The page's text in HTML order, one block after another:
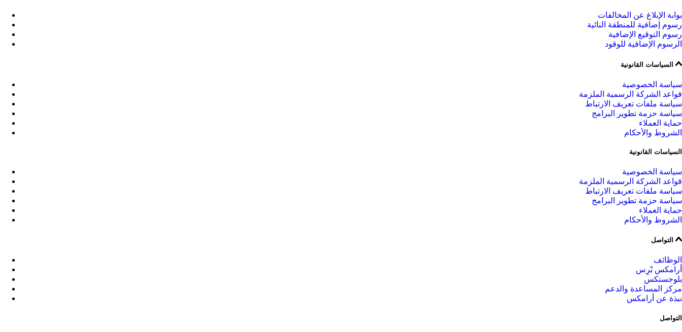
بوابة الإبلاغ عن المخالفات
رسوم إضافية للمنطقة النائية
رسوم التوقيع الإضافية
الرسوم الإضافية للوقود
السياسات القانونية
سياسة الخصوصية
قواعد الشركة الرسمية الملزمة
سياسة ملفات تعريف الارتباط
سياسة حزمة تطوير البرامج
حماية العملاء
الشروط والأحكام
السياسات القانونية
سياسة الخصوصية
قواعد الشركة الرسمية الملزمة
سياسة ملفات تعريف الارتباط
سياسة حزمة تطوير البرامج
حماية العملاء
الشروط والأحكام
التواصل
الوظائف
أرامكس بْرِس
بلوجستكس
مركز المساعدة والدعم
نبذة عن أرامكس
التواصل